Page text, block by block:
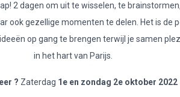
2 dagen om uit te wisselen, te
ook gezellige momenten te delen. Het is de
op gang te brengen terwijl je samen
in het hart van Parijs.
? Zaterdag 1e en zondag 2e oktober 2022